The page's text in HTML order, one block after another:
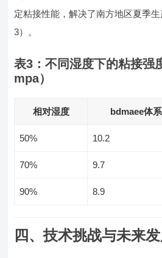
定粘接性能，解决了南方地区夏季
3）。
表3：不同湿度下的粘接强
mpa）
相对湿度 bdmaee体系
50% 10.2
70% 9.7
90% 8.9
四、技术挑战与未来